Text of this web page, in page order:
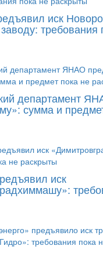
иск
требования
департамент
сумма и
иск